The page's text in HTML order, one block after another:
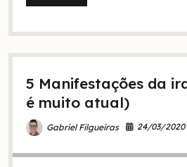
que
o
e
não
no
original
Bíblia
5 Manifestações da
é muito atual)
Gabriel Filgueiras 24/03/2020